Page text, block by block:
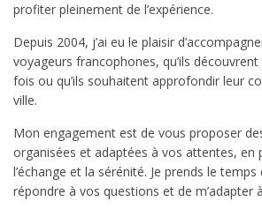
profiter pleinement de l’expérience.
Depuis 2004, j’ai eu le plaisir
voyageurs francophones, qu’ils
fois ou qu’ils souhaitent approfondir leur
ville.
Mon engagement est de vous proposer
organisées et adaptées à vos attentes, en
l’échange et la sérénité. Je prends le temps
répondre à vos questions et de m’adapter